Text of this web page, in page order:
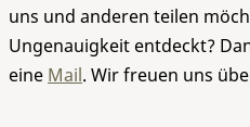
uns und anderen teilen
Ungenauigkeit entdeckt?
eine Mail. Wir freuen uns